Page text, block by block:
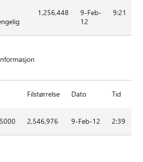
1,256,448
9-Feb-
12
9:21
Filstørrelse Dato Tid
2,546,976 9-Feb-12 2:39